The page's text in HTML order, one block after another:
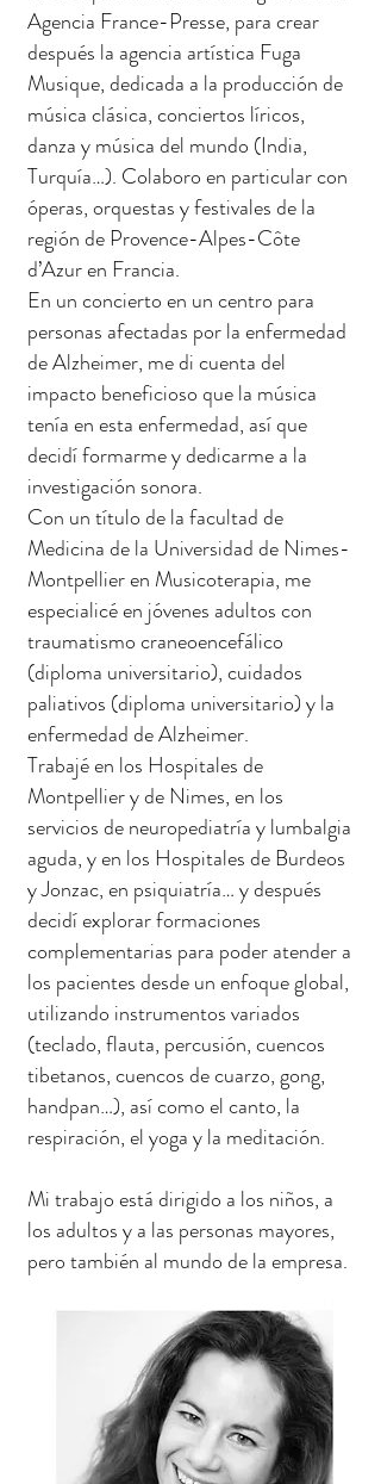
Agencia France-Presse, para crear
después la agencia artística Fuga
Musique, dedicada a la producción de
música clásica, conciertos líricos,
danza y música del mundo (India,
Turquía…). Colaboro en particular con
óperas, orquestas y festivales de la
región de Provence-Alpes-Côte
d’Azur en Francia.
En un concierto en un centro para
personas afectadas por la enfermedad
de Alzheimer, me di cuenta del
impacto beneficioso que la música
tenía en esta enfermedad, así que
decidí formarme y dedicarme a la
investigación sonora.
Con un título de la facultad de
Medicina de la Universidad de Nimes-
Montpellier en Musicoterapia, me
especialicé en jóvenes adultos con
traumatismo craneoencefálico
(diploma universitario), cuidados
paliativos (diploma universitario) y la
enfermedad de Alzheimer.
Trabajé en los Hospitales de
Montpellier y de Nimes, en los
servicios de neuropediatría y lumbalgia
aguda, y en los Hospitales de Burdeos
y Jonzac, en psiquiatría… y después
decidí explorar formaciones
complementarias para poder atender a
los pacientes desde un enfoque global,
utilizando instrumentos variados
(teclado, flauta, percusión, cuencos
tibetanos, cuencos de cuarzo, gong,
handpan…), así como el canto, la
respiración, el yoga y la meditación.
Mi trabajo está dirigido a los niños, a
los adultos y a las personas mayores,
pero también al mundo de la empresa.